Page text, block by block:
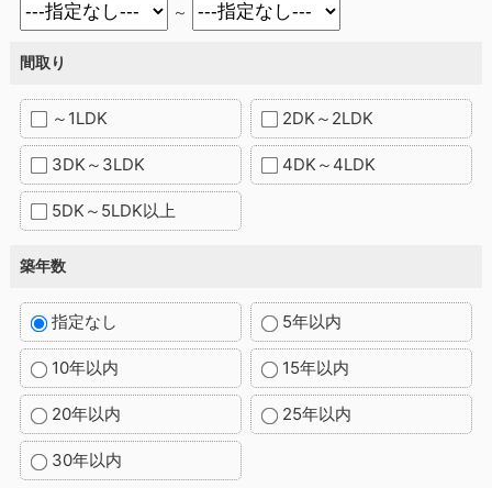
～
間取り
～1LDK 2DK～2LDK
3DK～3LDK 4DK～4LDK
5DK～5LDK以上
築年数
指定なし 5年以内
10年以内 15年以内
20年以内 25年以内
30年以内